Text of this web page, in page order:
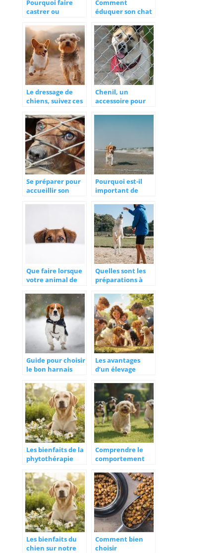
Pourquoi faire
castrer ou
chat?
Comment
éduquer son chat
Le dressage de
chiens, suivez ces
Chenil, un
accessoire pour
de votre animal
Se préparer pour
accueillir son
Pourquoi est-il
important de
croquettes sans
céréales pour son
chien ?
Que faire lorsque
votre animal de
pas en forme ?
Quelles sont les
préparations à
d’adopter un
chien ?
Guide pour choisir
le bon harnais
Les avantages
d’un élevage
futurs chiots : en
savoir plus
Les bienfaits de la
phytothérapie
bien-être de votre
compagnon
Comprendre le
comportement
différentes races
de chien
Les bienfaits du
chien sur notre
Comment bien
choisir